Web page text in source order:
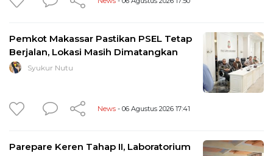
Pemkot Makassar Pastikan PSEL Tetap
Berjalan, Lokasi Masih Dimatangkan
Syukur Nutu
News - 06 Agustus 2026 17:41
Parepare Keren Tahap II, Laboratorium